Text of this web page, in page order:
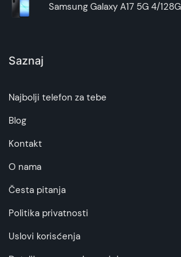
Samsung Galaxy A17 5G 4/
Saznaj
Najbolji telefon za tebe
Blog
Kontakt
O nama
Česta pitanja
Politika privatnosti
Uslovi korisćenja